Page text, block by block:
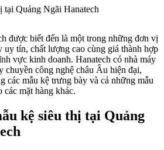
được biết đến là một trong những đơn vị
uy tín, chất lượng cao cùng giá thành hợp
vực kinh doanh. Hanatech có nhà máy
chuyền công nghệ châu Âu hiện đại,
các mẫu kệ trưng bày và cả những mẫu
mặt hàng khác.
kệ siêu thị tại Quảng